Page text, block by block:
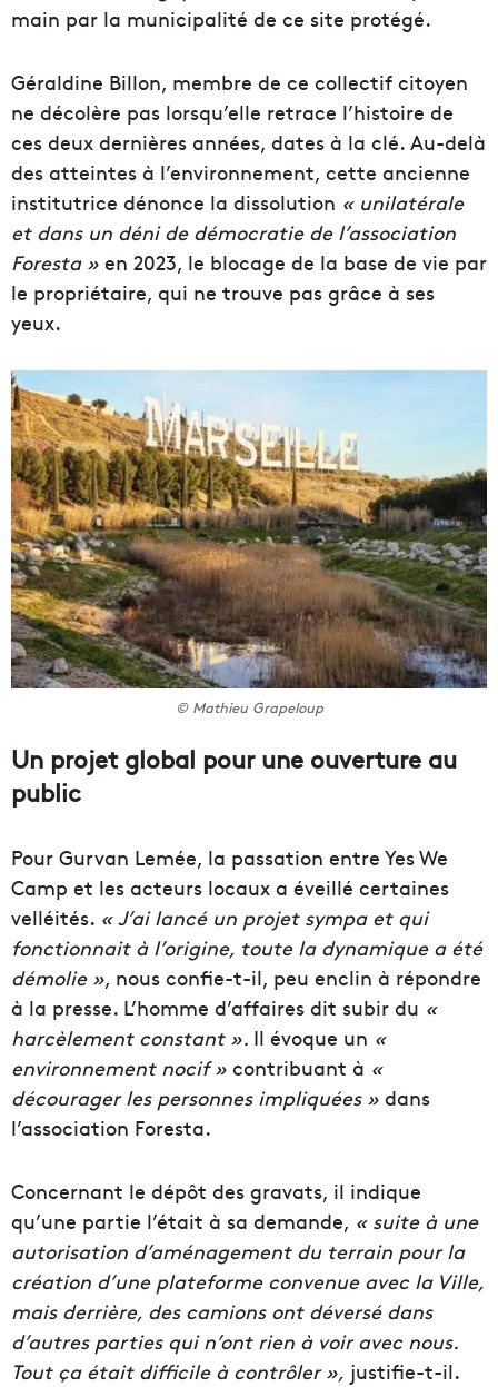
main par la municipalité de ce site protégé.
Géraldine Billon, membre de ce collectif citoyen
ne décolère pas lorsqu’elle retrace l’histoire de
ces deux dernières années, dates à la clé. Au-delà
des atteintes à l’environnement, cette ancienne
institutrice dénonce la dissolution « unilatérale
et dans un déni de démocratie de l’association
Foresta » en 2023, le blocage de la base de vie par
le propriétaire, qui ne trouve pas grâce à ses
yeux.
© Mathieu Grapeloup
Un projet global pour une ouverture au
public
Pour Gurvan Lemée, la passation entre Yes We
Camp et les acteurs locaux a éveillé certaines
velléités. « J’ai lancé un projet sympa et qui
fonctionnait à l’origine, toute la dynamique a été
démolie », nous confie-t-il, peu enclin à répondre
à la presse. L’homme d’affaires dit subir du «
harcèlement constant ». Il évoque un «
environnement nocif » contribuant à «
décourager les personnes impliquées » dans
l’association Foresta.
Concernant le dépôt des gravats, il indique
qu’une partie l’était à sa demande, « suite à une
autorisation d’aménagement du terrain pour la
création d’une plateforme convenue avec la Ville,
mais derrière, des camions ont déversé dans
d’autres parties qui n’ont rien à voir avec nous.
Tout ça était difficile à contrôler », justifie-t-il.